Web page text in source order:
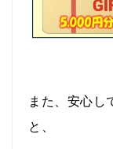
また、安心し
と、